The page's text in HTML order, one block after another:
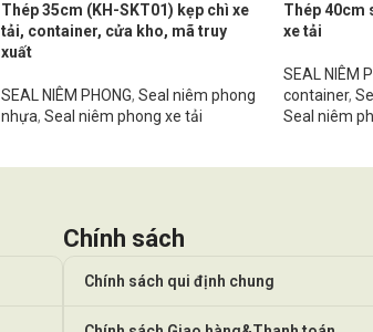
Thép 35cm (KH-SKT01) kẹp chì xe
tải, container, cửa kho, mã truy
xuất
SEAL NIÊM PHONG, Seal niêm phong
nhựa, Seal niêm phong xe tải
Thép 40cm
xe tải
SEAL NIÊM
container,
Seal niêm
Chính sách
Chính sách qui định chung